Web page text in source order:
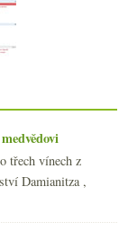
popíjím...
třech vínech z
Damianitza ,